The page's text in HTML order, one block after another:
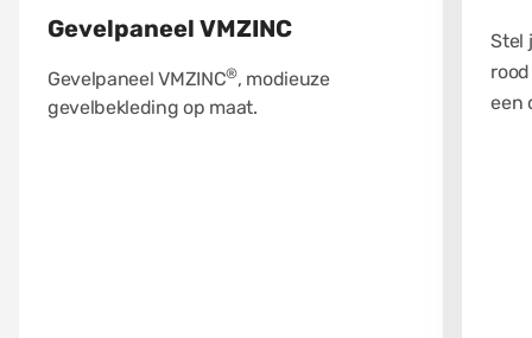
Gevelpaneel VMZINC
Gevelpaneel VMZINC®, modieuze
gevelbekleding op maat.
Stel
een